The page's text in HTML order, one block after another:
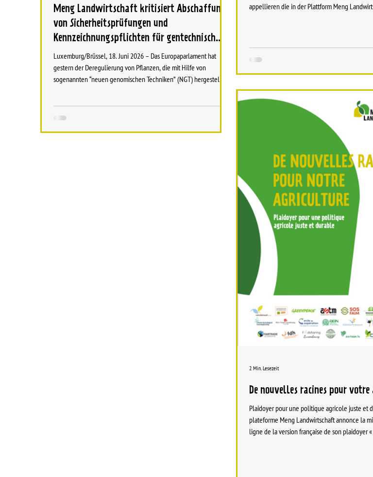
Meng Landwirtschaft kritisiert Abschaffung
von Sicherheitsprüfungen und
Kennzeichnungspflichten für gentechnisch
veränderte Lebensmittel
Luxemburg/Brüssel, 18. Juni 2026 – Das Europaparlament hat
gestern der Deregulierung von Pflanzen, die mit Hilfe von
sogenannten “neuen genomischen Techniken” (NGT) hergestellt
Einigung zugestimmt. Die Plattform Meng Landwirtschaft kritisiert
appellieren die in der Plattform Meng
einer Verordnung zu Pflanzen, die mit
genomis
De nouvelles racines pour
Plaidoyer pour une politique agricole juste et
plateforme Meng Landwirtschaft annonce la
ligne de la version française de son plaidoyer
2 Min. Lesezeit